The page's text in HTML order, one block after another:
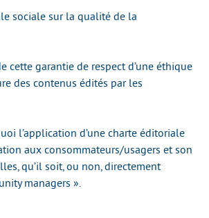
sociale sur la qualité de la
cette garantie de respect d’une éthique
des contenus édités par les
l’application d’une charte éditoriale
aux consommateurs/usagers et son
qu’il soit, ou non, directement
managers ».